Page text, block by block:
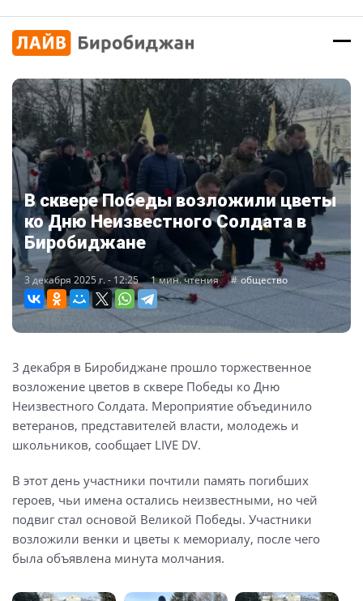
В сквере Победы возложили цветы
ко Дню Неизвестного Солдата в
Биробиджане
3 декабря 2025 г. - 12:25 1 мин. чтения общество
3 декабря в Биробиджане прошло торжественное
возложение цветов в сквере Победы ко Дню
Неизвестного Солдата. Мероприятие объединило
ветеранов, представителей власти, молодежь и
школьников, сообщает LIVE DV.
В этот день участники почтили память погибших
героев, чьи имена остались неизвестными, но чей
подвиг стал основой Великой Победы. Участники
возложили венки и цветы к мемориалу, после чего
была объявлена минута молчания.